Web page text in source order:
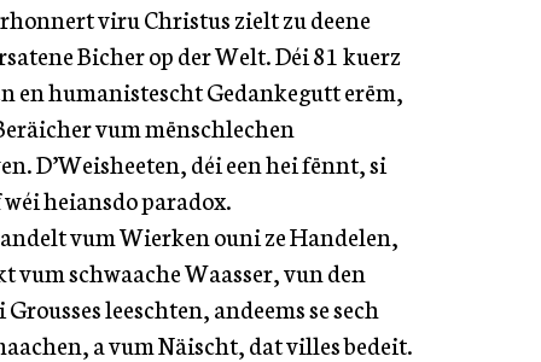
viru Christus zielt zu deene
Bicher op der Welt. Déi 81 kuerz
en humanistescht Gedankegutt erëm,
vum mënschlechen
D’Weisheeten, déi een hei fënnt, si
heiansdo paradox.
vum Wierken ouni ze Handelen,
vum schwaache Waasser, vun den
leeschten, andeems se sech
a vum Näischt, dat villes bedeit.